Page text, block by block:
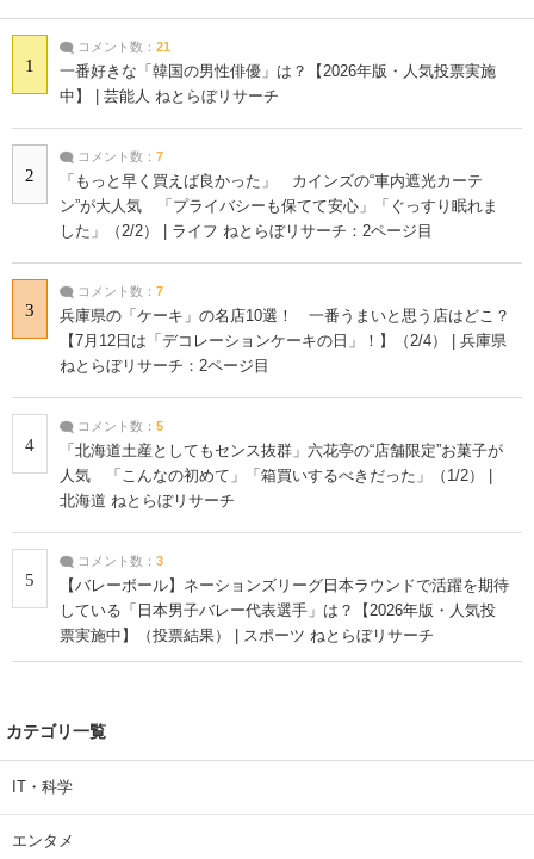
1
コメント数： 21
一番好きな「韓国の男性俳優」は？【2026年版・人気投票実施
中】 | 芸能人 ねとらぼリサーチ
2
コメント数： 7
「もっと早く買えば良かった」 カインズの“車内遮光カーテ
ン”が大人気 「プライバシーも保てて安心」「ぐっすり眠れま
した」（2/2） | ライフ ねとらぼリサーチ：2ページ目
3
コメント数： 7
兵庫県の「ケーキ」の名店10選！ 一番うまいと思う店はどこ？
【7月12日は「デコレーションケーキの日」！】（2/4） | 兵庫県
ねとらぼリサーチ：2ページ目
4
コメント数： 5
「北海道土産としてもセンス抜群」六花亭の“店舗限定”お菓子が
人気 「こんなの初めて」「箱買いするべきだった」（1/2） |
北海道 ねとらぼリサーチ
5
コメント数： 3
【バレーボール】ネーションズリーグ日本ラウンドで活躍を期待
している「日本男子バレー代表選手」は？【2026年版・人気投
票実施中】（投票結果） | スポーツ ねとらぼリサーチ
カテゴリ一覧
IT・科学
エンタメ